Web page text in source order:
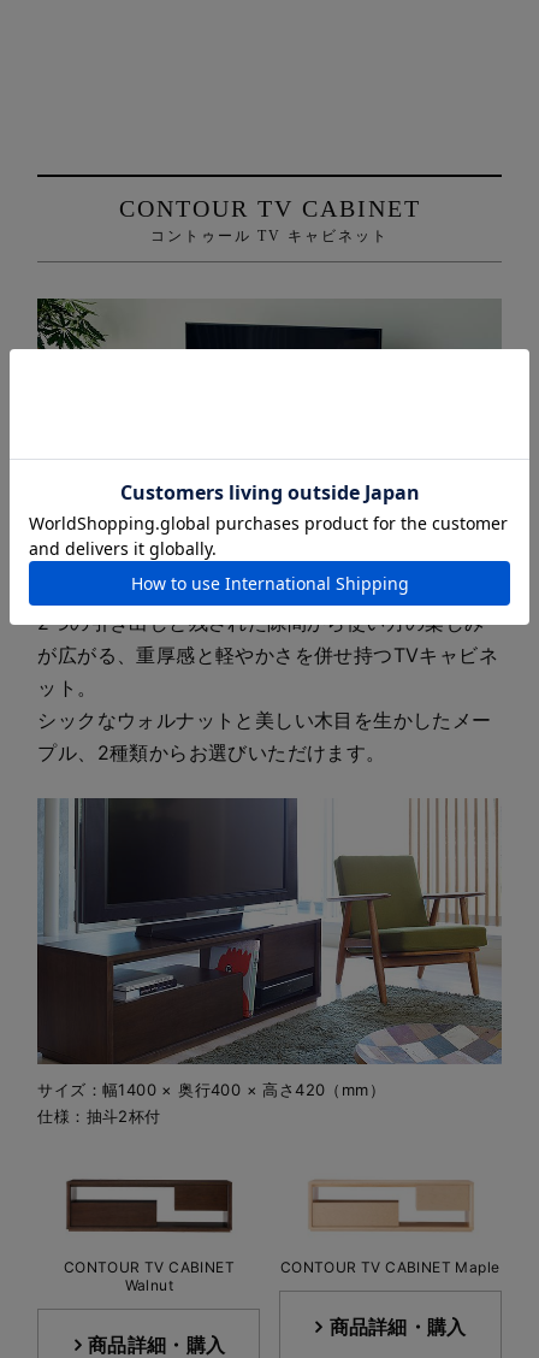
CONTOUR TV CABINET
コントゥール TV キャビネット
2つの引き出しと残された隙間から使い方の楽しみ
が広がる、重厚感と軽やかさを併せ持つTVキャビネ
ット。
シックなウォルナットと美しい木目を生かしたメー
プル、2種類からお選びいただけます。
サイズ：幅1400 × 奥行400 × 高さ420（mm）
仕様：抽斗2杯付
CONTOUR TV CABINET
Walnut
商品詳細・購入
CONTOUR TV CABINET Maple
商品詳細・購入